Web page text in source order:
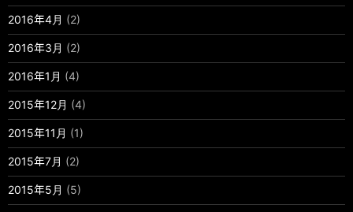
2016年4月 (2)
2016年3月 (2)
2016年1月 (4)
2015年12月 (4)
2015年11月 (1)
2015年7月 (2)
2015年5月 (5)